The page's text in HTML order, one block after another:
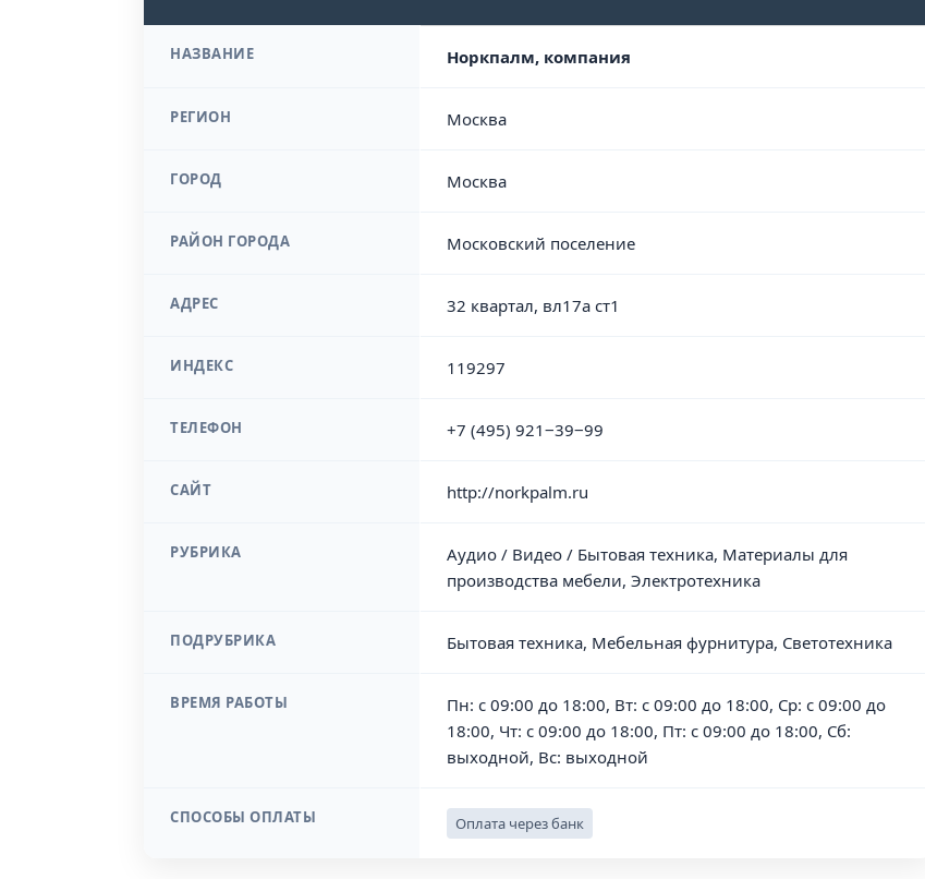
НАЗВАНИЕ Норкпалм, компания
РЕГИОН Москва
ГОРОД Москва
РАЙОН ГОРОДА Московский поселение
АДРЕС 32 квартал, вл17а ст1
ИНДЕКС 119297
ТЕЛЕФОН +7 (495) 921‒39‒99
САЙТ http://norkpalm.ru
РУБРИКА
Аудио / Видео / Бытовая техника, Материалы для
производства мебели, Электротехника
ПОДРУБРИКА Бытовая техника, Мебельная фурнитура, Светотехника
ВРЕМЯ РАБОТЫ
Пн: с 09:00 до 18:00, Вт: с 09:00 до 18:00, Ср: с 09:00 до
18:00, Чт: с 09:00 до 18:00, Пт: с 09:00 до 18:00, Сб:
выходной, Вс: выходной
СПОСОБЫ ОПЛАТЫ Оплата через банк